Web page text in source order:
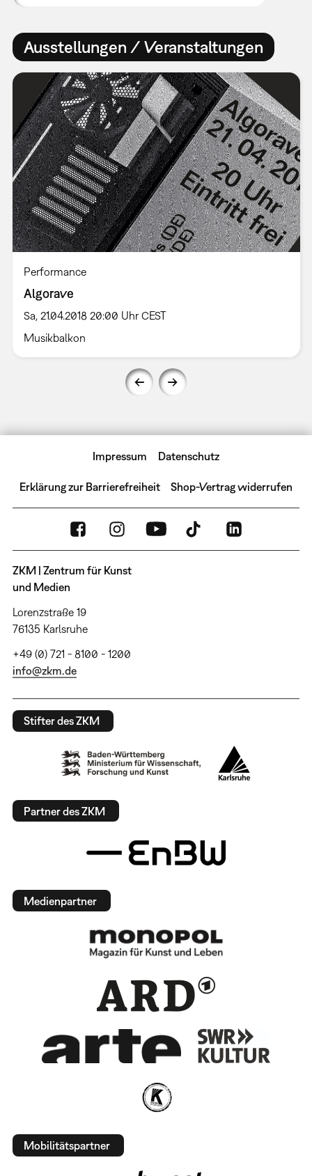
Ausstellungen / Veranstaltungen
Performance
Algorave
Sa, 21.04.2018 20:00 Uhr CEST
Musikbalkon
Impressum Datenschutz
Erklärung zur Barrierefreiheit Shop-Vertrag widerrufen
ZKM | Zentrum für Kunst
und Medien
Lorenzstraße 19
76135 Karlsruhe
+49 (0) 721 - 8100 - 1200
info@zkm.de
Stifter des ZKM
Partner des ZKM
Medienpartner
Mobilitätspartner